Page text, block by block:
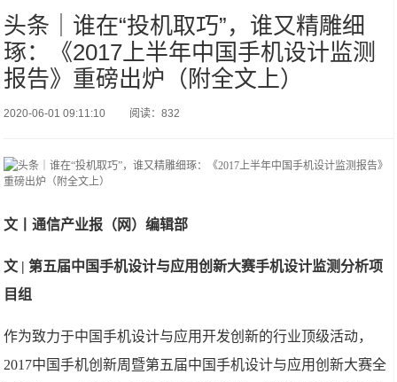
头条｜谁在“投机取巧”，谁又精雕细
琢：《2017上半年中国手机设计监测
报告》重磅出炉（附全文上）
2020-06-01 09:11:10 阅读：832
文丨通信产业报（网）编辑部
文 | 第五届中国手机设计与应用创新大赛手机设计监测分析项
目组
作为致力于中国手机设计与应用开发创新的行业顶级活动，
2017中国手机创新周暨第五届中国手机设计与应用创新大赛全